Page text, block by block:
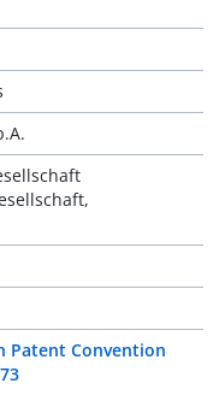
Patent Convention